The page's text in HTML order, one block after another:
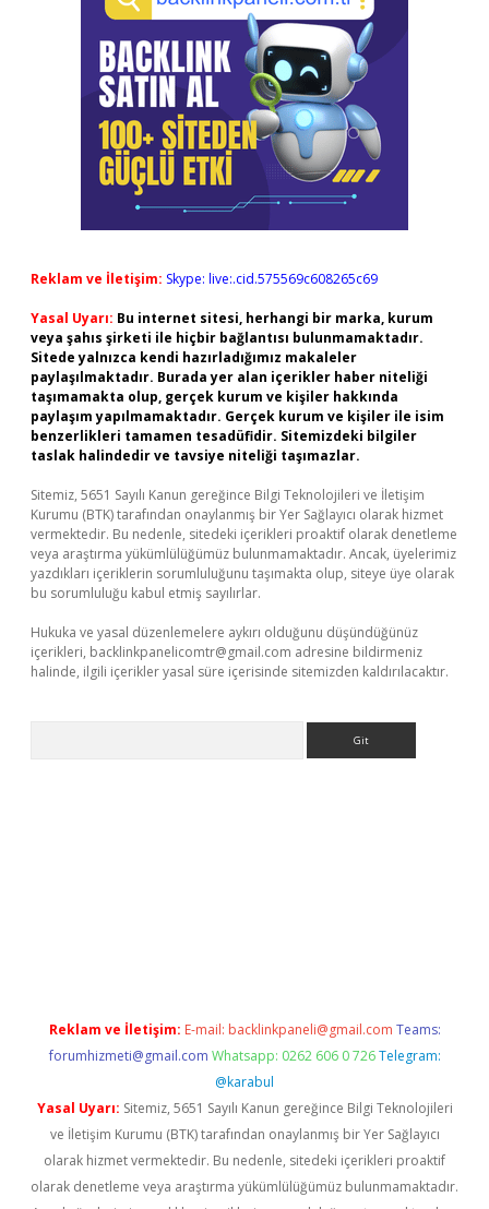
Reklam ve İletişim: Skype: live:.cid.575569c608265c69
Yasal Uyarı: Bu internet sitesi, herhangi bir marka, kurum
veya şahıs şirketi ile hiçbir bağlantısı bulunmamaktadır.
Sitede yalnızca kendi hazırladığımız makaleler
paylaşılmaktadır. Burada yer alan içerikler haber niteliği
taşımamakta olup, gerçek kurum ve kişiler hakkında
paylaşım yapılmamaktadır. Gerçek kurum ve kişiler ile isim
benzerlikleri tamamen tesadüfidir. Sitemizdeki bilgiler
taslak halindedir ve tavsiye niteliği taşımazlar.
Sitemiz, 5651 Sayılı Kanun gereğince Bilgi Teknolojileri ve İletişim
Kurumu (BTK) tarafından onaylanmış bir Yer Sağlayıcı olarak hizmet
vermektedir. Bu nedenle, sitedeki içerikleri proaktif olarak denetleme
veya araştırma yükümlülüğümüz bulunmamaktadır. Ancak, üyelerimiz
yazdıkları içeriklerin sorumluluğunu taşımakta olup, siteye üye olarak
bu sorumluluğu kabul etmiş sayılırlar.
Hukuka ve yasal düzenlemelere aykırı olduğunu düşündüğünüz
içerikleri, backlinkpanelicomtr@gmail.com adresine bildirmeniz
halinde, ilgili içerikler yasal süre içerisinde sitemizden kaldırılacaktır.
Reklam ve İletişim: E-mail: backlinkpaneli@gmail.com Teams:
forumhizmeti@gmail.com Whatsapp: 0262 606 0 726 Telegram:
@karabul
Yasal Uyarı: Sitemiz, 5651 Sayılı Kanun gereğince Bilgi Teknolojileri
ve İletişim Kurumu (BTK) tarafından onaylanmış bir Yer Sağlayıcı
olarak hizmet vermektedir. Bu nedenle, sitedeki içerikleri proaktif
olarak denetleme veya araştırma yükümlülüğümüz bulunmamaktadır.